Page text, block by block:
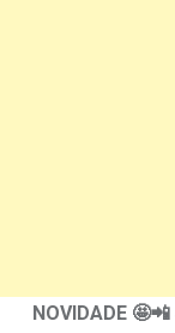
NOVIDADE